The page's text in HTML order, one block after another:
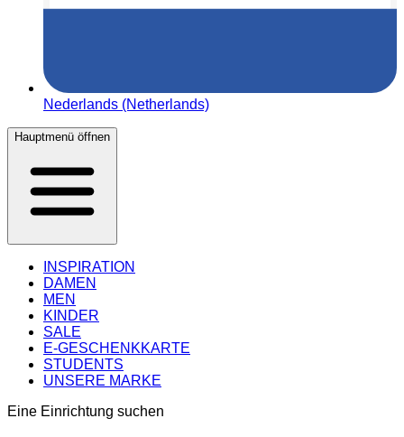
Nederlands (Netherlands)
Hauptmenü öffnen
INSPIRATION
DAMEN
MEN
KINDER
SALE
E-GESCHENKKARTE
STUDENTS
UNSERE MARKE
Eine Einrichtung suchen